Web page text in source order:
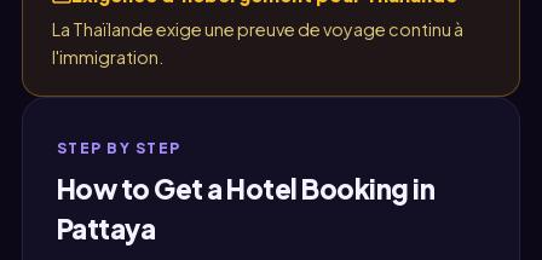
La Thaïlande exige une preuve de voyage continu à
l'immigration.
STEP BY STEP
How to Get a Hotel Booking in
Pattaya